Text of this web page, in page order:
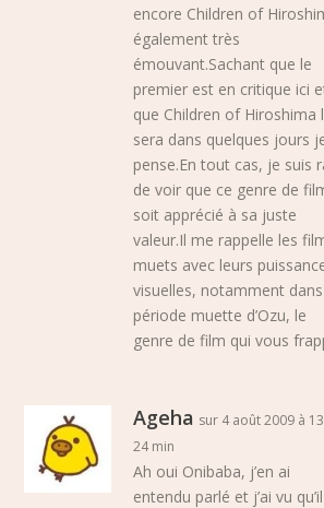
encore Children of
également très
émouvant.Sachant que le
premier est en critique ici
que Children of Hiroshima
sera dans quelques jours
pense.En tout cas, je suis
de voir que ce genre de
soit apprécié à sa juste
valeur.Il me rappelle les
muets avec leurs
visuelles, notamment
période muette d’Ozu, le
genre de film qui vous
Ageha sur 4 août 2009 à
24 min
Ah oui Onibaba, j’en ai
entendu parlé et j’ai vu qu’il